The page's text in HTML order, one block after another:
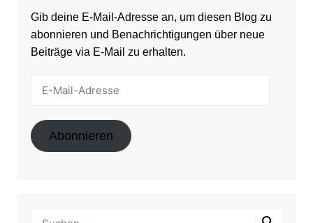
Gib deine E-Mail-Adresse an, um diesen Blog zu
abonnieren und Benachrichtigungen über neue
Beiträge via E-Mail zu erhalten.
Abonnieren